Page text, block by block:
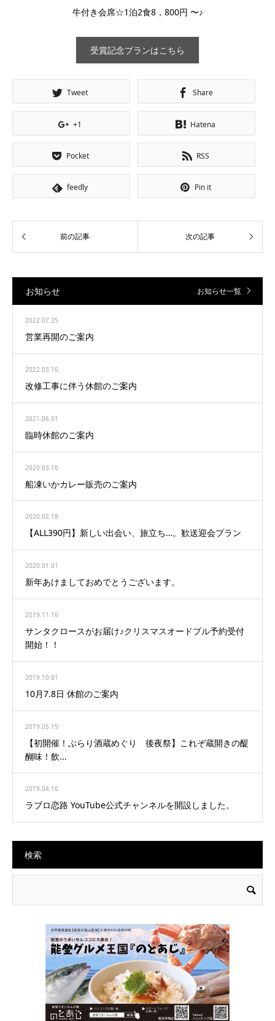
牛付き会席☆1泊2食8，800円 〜♪
受賞記念プランはこちら
Tweet Share
+1 Hatena
Pocket RSS
feedly Pin it
お知らせ お知らせ一覧
2022.07.25
営業再開のご案内
2022.03.16
改修工事に伴う休館のご案内
2021.06.01
臨時休館のご案内
2020.03.10
船凍いかカレー販売のご案内
2020.02.18
【ALL390円】新しい出会い、旅立ち…。歓送迎会プラン
2020.01.01
新年あけましておめでとうございます。
2019.11.16
サンタクロースがお届け♪クリスマスオードブル予約受付
開始！！
2019.10.01
10月7.8日 休館のご案内
2019.05.15
【初開催！ぶらり酒蔵めぐり 後夜祭】これぞ蔵開きの醍
醐味！飲...
2019.04.10
ラブロ恋路 YouTube公式チャンネルを開設しました。
検索